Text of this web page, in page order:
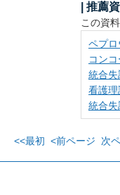
| 推薦
この資
ペプ
コン
統合
看護
統合
<<最初 <前ページ 次